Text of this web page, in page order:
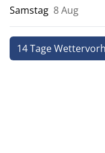
Samstag 8 Aug
14 Tage